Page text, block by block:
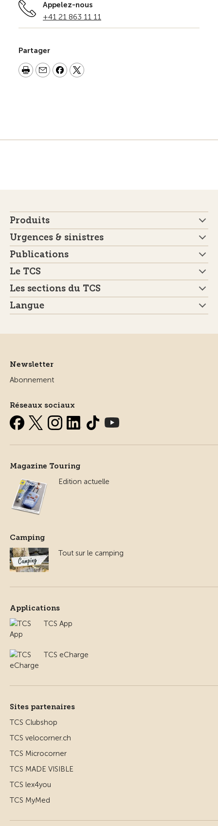
Appelez-nous
+41 21 863 11 11
Partager
Produits
Urgences & sinistres
Publications
Le TCS
Les sections du TCS
Langue
Newsletter
Abonnement
Réseaux sociaux
Magazine Touring
Edition actuelle
Camping
Tout sur le camping
Applications
TCS App
TCS eCharge
Sites partenaires
TCS Clubshop
TCS velocorner.ch
TCS Microcorner
TCS MADE VISIBLE
TCS lex4you
TCS MyMed